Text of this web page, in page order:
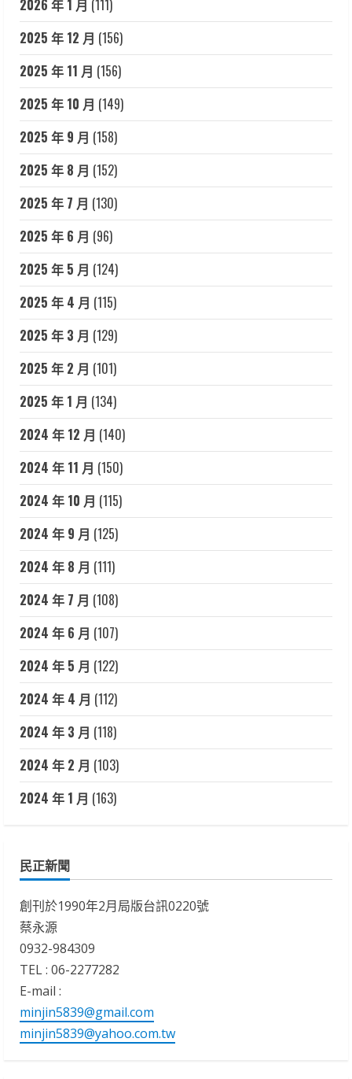
2026 年 1 月 (111)
2025 年 12 月 (156)
2025 年 11 月 (156)
2025 年 10 月 (149)
2025 年 9 月 (158)
2025 年 8 月 (152)
2025 年 7 月 (130)
2025 年 6 月 (96)
2025 年 5 月 (124)
2025 年 4 月 (115)
2025 年 3 月 (129)
2025 年 2 月 (101)
2025 年 1 月 (134)
2024 年 12 月 (140)
2024 年 11 月 (150)
2024 年 10 月 (115)
2024 年 9 月 (125)
2024 年 8 月 (111)
2024 年 7 月 (108)
2024 年 6 月 (107)
2024 年 5 月 (122)
2024 年 4 月 (112)
2024 年 3 月 (118)
2024 年 2 月 (103)
2024 年 1 月 (163)
民正新聞
創刊於1990年2月局版台訊0220號
蔡永源
0932-984309
TEL : 06-2277282
E-mail :
minjin5839@gmail.com
minjin5839@yahoo.com.tw